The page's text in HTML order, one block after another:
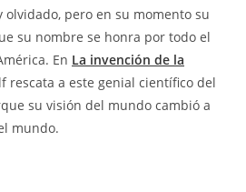
entrada:
pero en su momento su
su nombre se honra por todo el
En La invención de la
rescata a este genial científico del
su visión del mundo cambió a
mundo.